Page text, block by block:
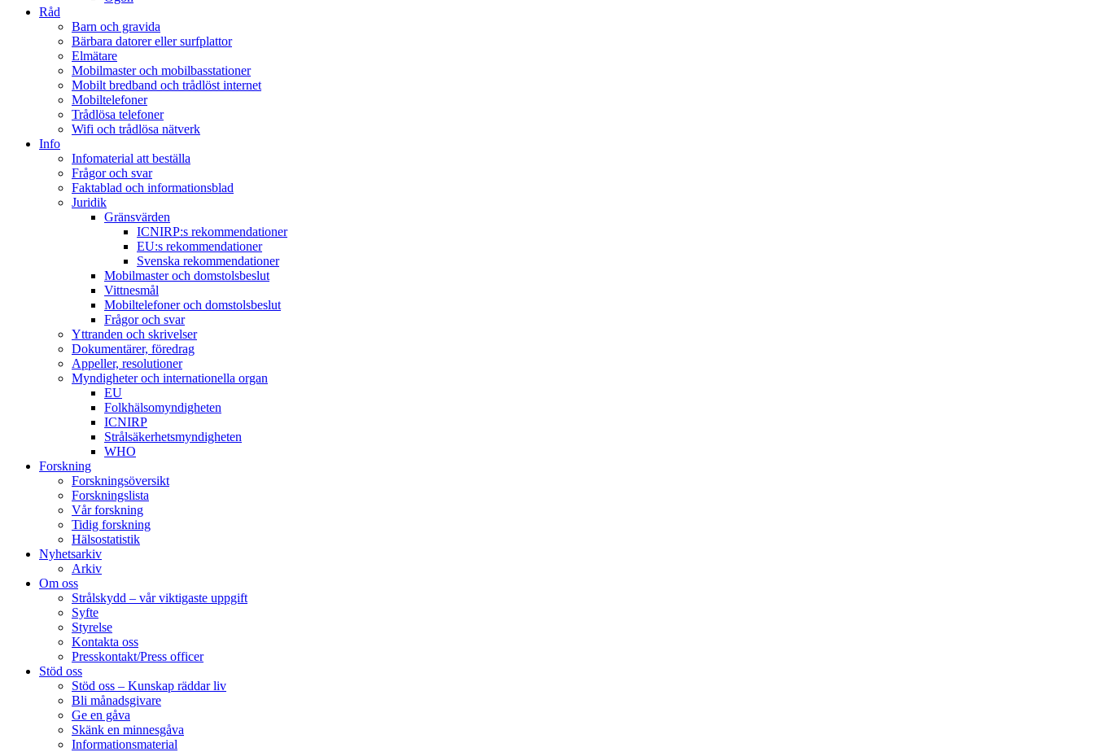
Råd
Barn och gravida
Bärbara datorer eller surfplattor
Elmätare
Mobilmaster och mobilbasstationer
Mobilt bredband och trådlöst internet
Mobiltelefoner
Trådlösa telefoner
Wifi och trådlösa nätverk
Info
Infomaterial att beställa
Frågor och svar
Faktablad och informationsblad
Juridik
Gränsvärden
ICNIRP:s rekommendationer
EU:s rekommendationer
Svenska rekommendationer
Mobilmaster och domstolsbeslut
Vittnesmål
Mobiltelefoner och domstolsbeslut
Frågor och svar
Yttranden och skrivelser
Dokumentärer, föredrag
Appeller, resolutioner
Myndigheter och internationella organ
EU
Folkhälsomyndigheten
ICNIRP
Strålsäkerhetsmyndigheten
WHO
Forskning
Forskningsöversikt
Forskningslista
Vår forskning
Tidig forskning
Hälsostatistik
Nyhetsarkiv
Arkiv
Om oss
Strålskydd – vår viktigaste uppgift
Syfte
Styrelse
Kontakta oss
Presskontakt/Press officer
Stöd oss
Stöd oss – Kunskap räddar liv
Bli månadsgivare
Ge en gåva
Skänk en minnesgåva
Informationsmaterial